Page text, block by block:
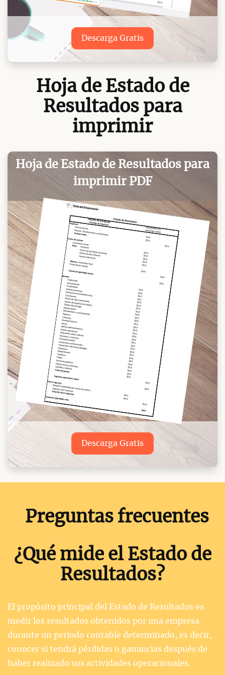
Descarga Gratis
Hoja de Estado de
Resultados para
imprimir
Hoja de Estado de Resultados para
imprimir PDF
Descarga Gratis
Preguntas frecuentes
¿Qué mide el Estado de
Resultados?
El propósito principal del Estado de Resultados es
medir los resultados obtenidos por una empresa
durante un periodo contable determinado, es decir,
conocer si tendrá pérdidas o ganancias después de
haber realizado sus actividades operacionales.